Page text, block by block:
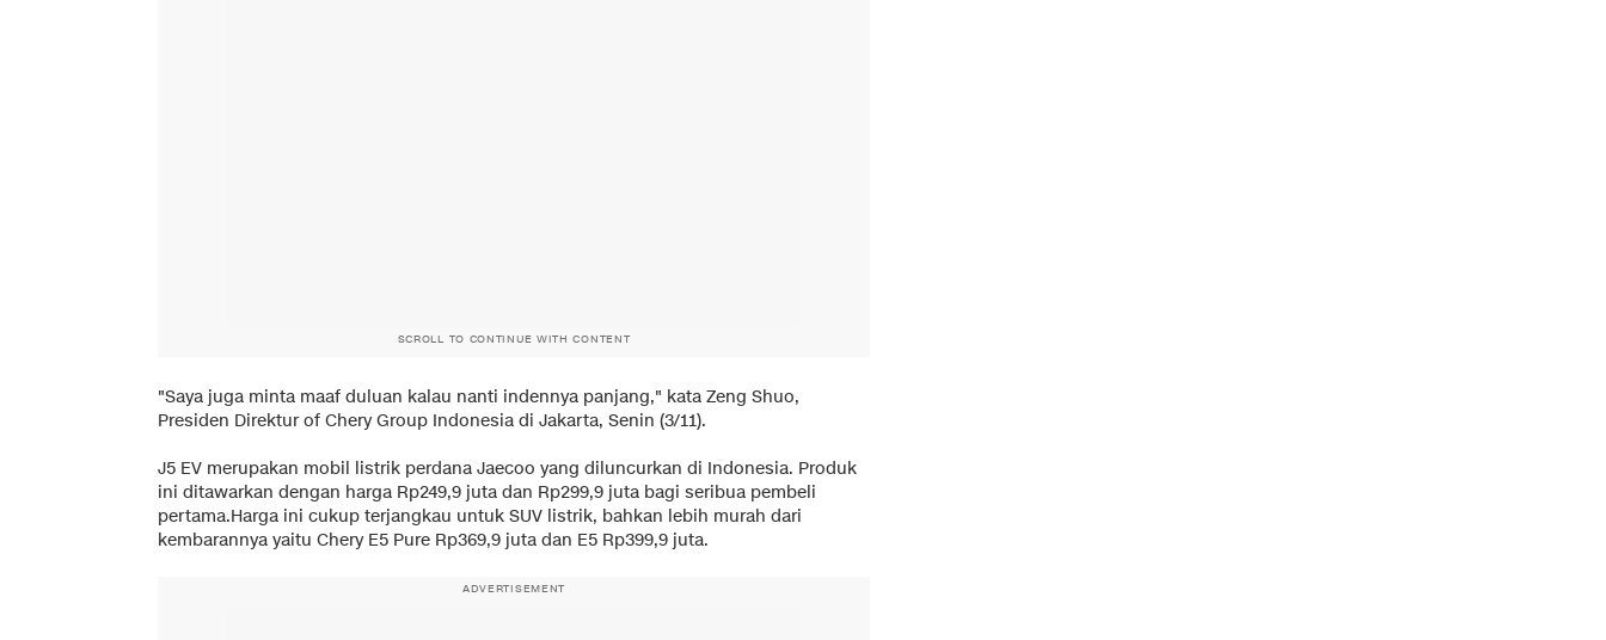
SCROLL TO CONTINUE WITH CONTENT
"Saya juga minta maaf duluan kalau nanti indennya panjang," kata Zeng Shuo,
Presiden Direktur of Chery Group Indonesia di Jakarta, Senin (3/11).
J5 EV merupakan mobil listrik perdana Jaecoo yang diluncurkan di Indonesia. Produk
ini ditawarkan dengan harga Rp249,9 juta dan Rp299,9 juta bagi seribua pembeli
pertama.Harga ini cukup terjangkau untuk SUV listrik, bahkan lebih murah dari
kembarannya yaitu Chery E5 Pure Rp369,9 juta dan E5 Rp399,9 juta.
ADVERTISEMENT